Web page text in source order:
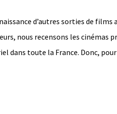
d’autres sorties de films
nous recensons les cinémas
dans toute la France. Donc,